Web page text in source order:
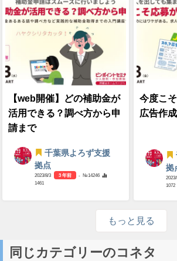
【web開催】どの補助金が
活用できる？調べ方から申
請まで
千葉県よろず支援
拠点
2023/8/3 3 年前
- №14246
1461
今度こ
広告作
拠
1072
もっと見る
同じカテゴリーのコネタ